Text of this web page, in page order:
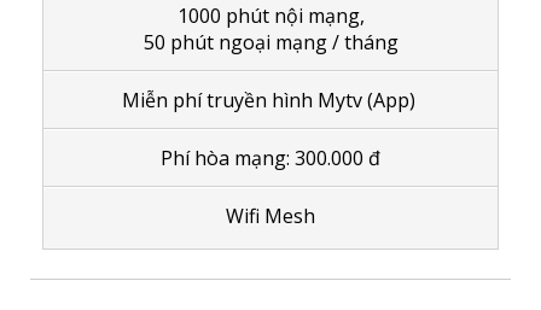
1000 phút nội mạng,
50 phút ngoại mạng / tháng
Miễn phí truyền hình Mytv (App)
Phí hòa mạng: 300.000 đ
Wifi Mesh